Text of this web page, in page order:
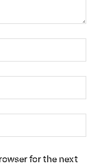
for the next